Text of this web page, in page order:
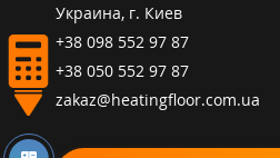
Украина, г. Киев
+38 098 552 97 87
+38 050 552 97 87
zakaz@heatingfloor.com.ua